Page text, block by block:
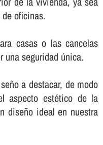
oficinas.
casas o las cancelas
una seguridad única.
a destacar, de modo
aspecto estético de la
diseño ideal en nuestra